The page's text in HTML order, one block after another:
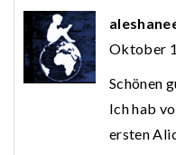
Oktober
Schönen
Ich hab
ersten